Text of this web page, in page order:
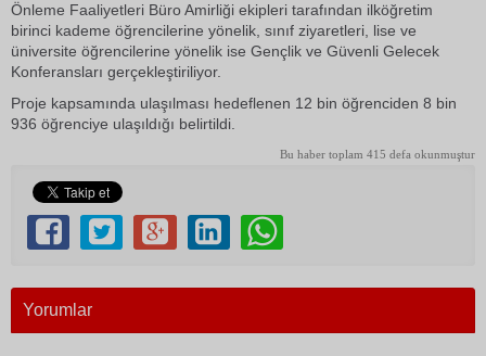
Önleme Faaliyetleri Büro Amirliği ekipleri tarafından ilköğretim
birinci kademe öğrencilerine yönelik, sınıf ziyaretleri, lise ve
üniversite öğrencilerine yönelik ise Gençlik ve Güvenli Gelecek
Konferansları gerçekleştiriliyor.
Proje kapsamında ulaşılması hedeflenen 12 bin öğrenciden 8 bin
936 öğrenciye ulaşıldığı belirtildi.
Bu haber toplam 415 defa okunmuştur
Yorumlar